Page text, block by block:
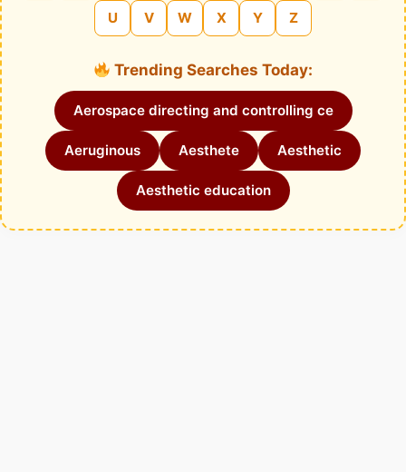
U V W X Y Z
Trending Searches Today:
Aerospace directing and controlling ce
Aeruginous Aesthete Aesthetic
Aesthetic education